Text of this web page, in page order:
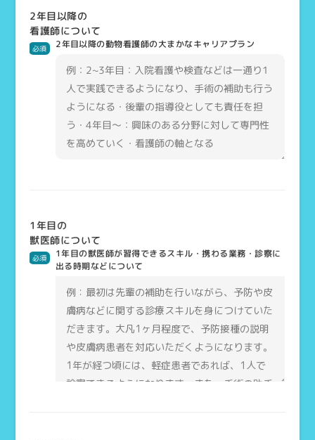
2年目以降の
看護師について
必須 2年目以降の動物看護師の大まかなキャリアプラン
1年目の
獣医師について
必須 1年目の獣医師が習得できるスキル・携わる業務・診察に
出る時期などについて